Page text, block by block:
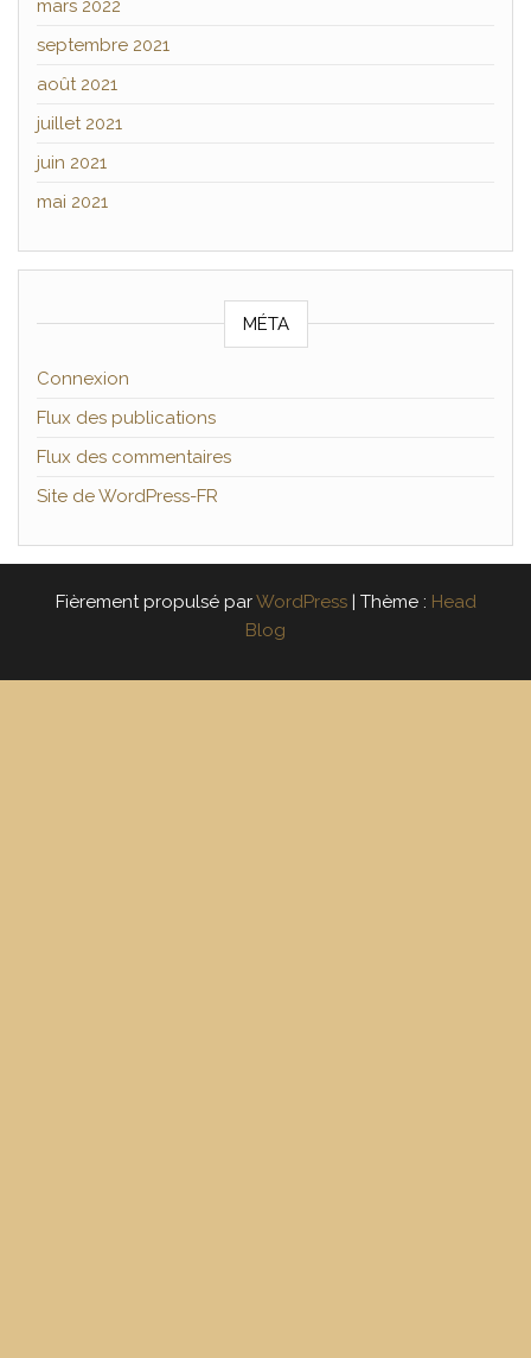
mars 2022
septembre 2021
août 2021
juillet 2021
juin 2021
mai 2021
MÉTA
Connexion
Flux des publications
Flux des commentaires
Site de WordPress-FR
Fièrement propulsé parWordPress Thème : Head
Blog